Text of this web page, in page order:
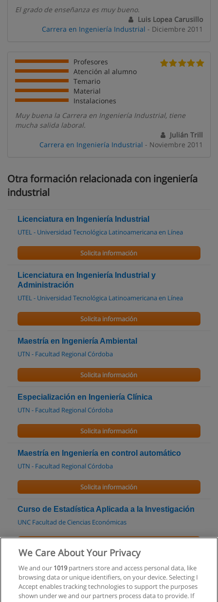
El grado de enseñanza es muy bueno.
Luis Lopea Carusillo
Carrera en Ingeniería Industrial - Diciembre 2011
Profesores
Atención al alumno
Temario
Material
Instalaciones
Muy buena la Carrera en Ingeniería Industrial, tiene
mucha salida laboral.
Julián Trill
Carrera en Ingeniería Industrial - Noviembre 2011
Otra formación relacionada con ingeniería
industrial
Licenciatura en Ingeniería Industrial
UTEL - Universidad Tecnológica Latinoamericana en Línea
Solicita información
Licenciatura en Ingeniería Industrial y
Administración
UTEL - Universidad Tecnológica Latinoamericana en Línea
Solicita información
Maestría en Ingeniería Ambiental
UTN - Facultad Regional Córdoba
Solicita información
Especialización en Ingeniería Clínica
UTN - Facultad Regional Córdoba
Solicita información
Maestría en Ingeniería en control automático
UTN - Facultad Regional Córdoba
Solicita información
Curso de Estadística Aplicada a la Investigación
UNC Facultad de Ciencias Económicas
Especialización en Video y Tecnologías Digitales
UNC - Facultad de Filosofía y Humanidades
Solicita información
We Care About Your Privacy
We and our 1019partners store and access personal data, like
browsing data or unique identifiers, on your device. Selecting I
Accept enables tracking technologies to support the purposes
shown under we and our partners process data to provide. If